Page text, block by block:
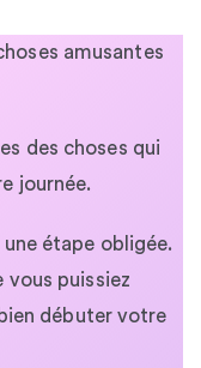
amusantes
des choses qui
journée.
étape obligée.
vous puissiez
débuter votre